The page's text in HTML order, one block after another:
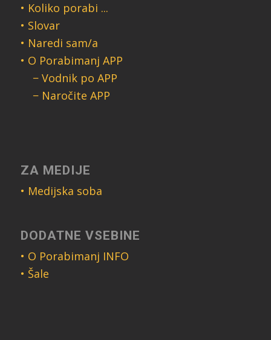
• Koliko porabi ...
• Slovar
• Naredi sam/a
• O Porabimanj APP
− Vodnik po APP
− Naročite APP
ZA MEDIJE
• Medijska soba
DODATNE VSEBINE
• O Porabimanj INFO
• Šale